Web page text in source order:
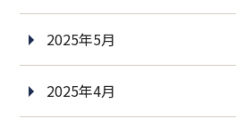
2025年5月
2025年4月